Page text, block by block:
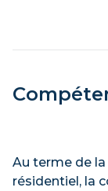
Au terme de
résidentiel, la